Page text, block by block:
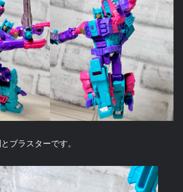
ブラスターです。